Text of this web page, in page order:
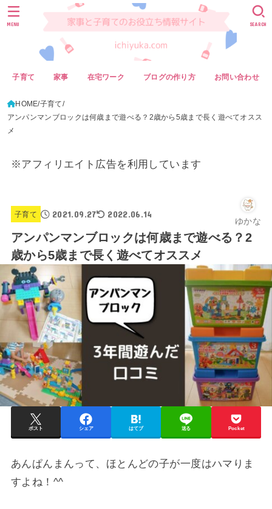
子育て 家事 在宅ワーク ブログの作り方 お問い合わせ
SEARCH
MENU
HOME 子育て
アンパンマンブロックは何歳まで遊べる？2歳から5歳まで長く遊べてオスス
メ
※アフィリエイト広告を利用しています
子育て 2021.09.27 2022.06.14
ゆかな
アンパンマンブロックは何歳まで遊べる？2
歳から5歳まで長く遊べてオススメ
ポスト シェア はてブ 送る Pocket
あんぱんまんって、ほとんどの子が一度はハマりま
すよね！^^